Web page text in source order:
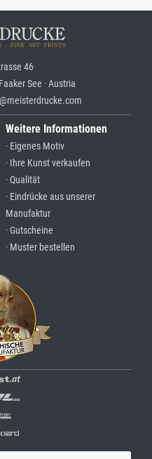
46
See · Austria
Weitere Informationen
· Eigenes Motiv
· Ihre Kunst verkaufen
· Qualität
· Eindrücke aus unserer
Manufaktur
· Gutscheine
· Muster bestellen